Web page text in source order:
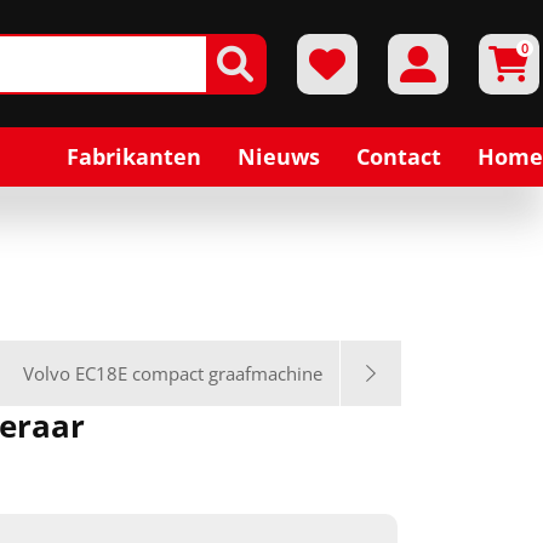
0
Fabrikanten Nieuws Contact Home
Volvo EC18E compact graafmachine